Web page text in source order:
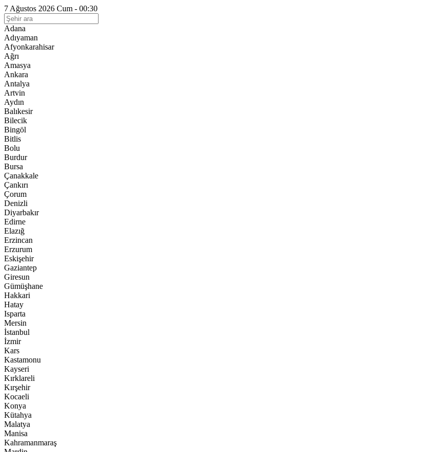
7 Ağustos 2026 Cum - 00:30
Adana
Adıyaman
Afyonkarahisar
Ağrı
Amasya
Ankara
Antalya
Artvin
Aydın
Balıkesir
Bilecik
Bingöl
Bitlis
Bolu
Burdur
Bursa
Çanakkale
Çankırı
Çorum
Denizli
Diyarbakır
Edirne
Elazığ
Erzincan
Erzurum
Eskişehir
Gaziantep
Giresun
Gümüşhane
Hakkari
Hatay
Isparta
Mersin
İstanbul
İzmir
Kars
Kastamonu
Kayseri
Kırklareli
Kırşehir
Kocaeli
Konya
Kütahya
Malatya
Manisa
Kahramanmaraş